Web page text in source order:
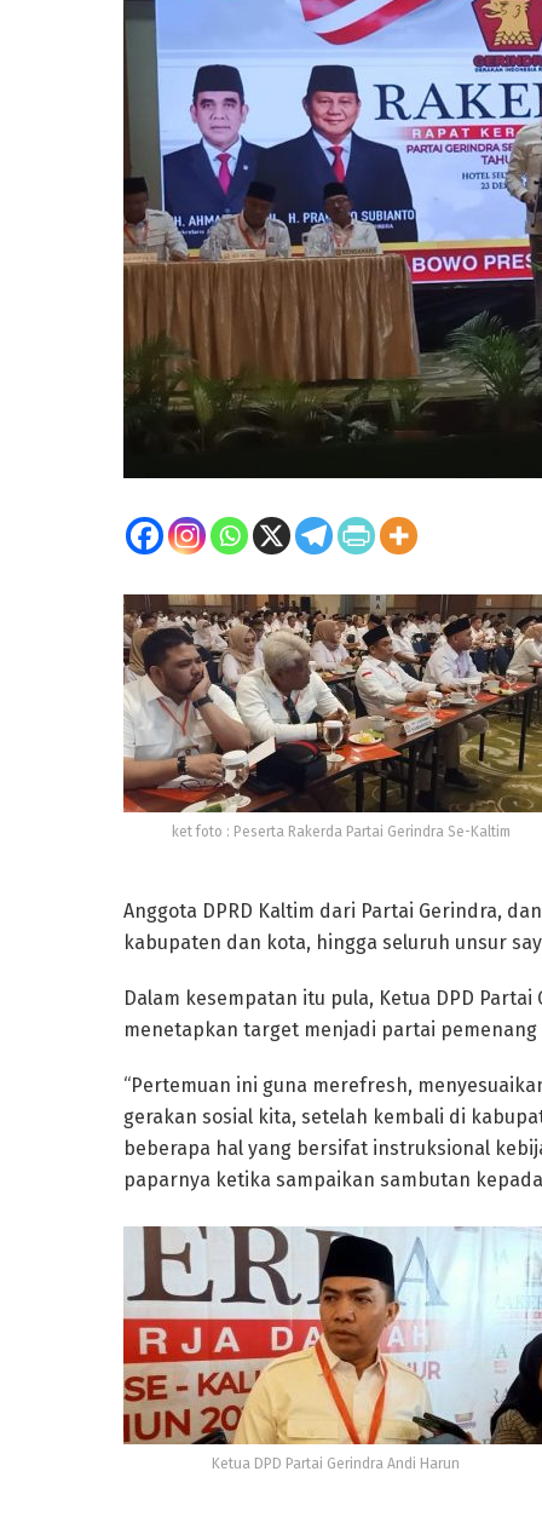
ket foto : Peserta Rakerda Partai Gerindra Se-Kaltim
Anggota DPRD Kaltim dari Partai Gerindra,
kabupaten dan kota, hingga seluruh unsur
Dalam kesempatan itu pula, Ketua DPD
menetapkan target menjadi partai
“Pertemuan ini guna merefresh,
gerakan sosial kita, setelah kembali di
beberapa hal yang bersifat instruksional
paparnya ketika sampaikan sambutan
Ketua DPD Partai Gerindra Andi Harun